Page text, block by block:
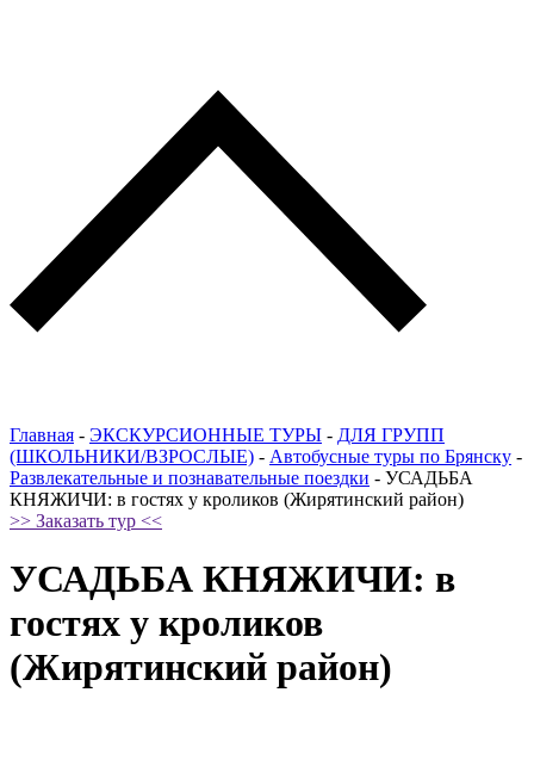
Главная - ЭКСКУРСИОННЫЕ ТУРЫ - ДЛЯ ГРУПП
(ШКОЛЬНИКИ/ВЗРОСЛЫЕ) - Автобусные туры по Брянску -
Развлекательные и познавательные поездки - УСАДЬБА
КНЯЖИЧИ: в гостях у кроликов (Жирятинский район)
>> Заказать тур <<
УСАДЬБА КНЯЖИЧИ: в
гостях у кроликов
(Жирятинский район)